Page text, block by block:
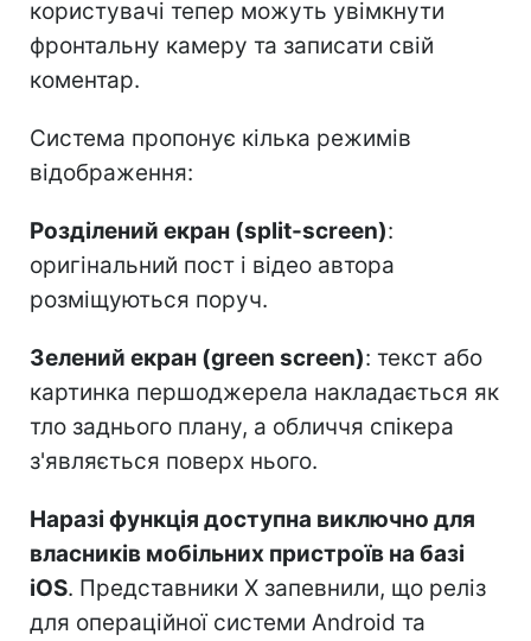
користувачі тепер можуть увімкнути
фронтальну камеру та записати свій
коментар.
Система пропонує кілька режимів
відображення:
Розділений екран (split-screen):
оригінальний пост і відео автора
розміщуються поруч.
Зелений екран (green screen): текст або
картинка першоджерела накладається як
тло заднього плану, а обличчя спікера
з'являється поверх нього.
Наразі функція доступна виключно для
власників мобільних пристроїв на базі
iOS. Представники X запевнили, що реліз
для операційної системи Android та